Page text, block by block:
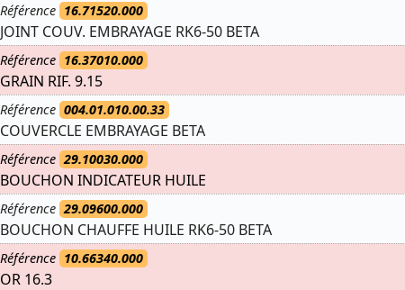
Référence 16.71520.000
JOINT COUV. EMBRAYAGE RK6-50 BETA
Référence 16.37010.000
GRAIN RIF. 9.15
Référence 004.01.010.00.33
COUVERCLE EMBRAYAGE BETA
Référence 29.10030.000
BOUCHON INDICATEUR HUILE
Référence 29.09600.000
BOUCHON CHAUFFE HUILE RK6-50 BETA
Référence 10.66340.000
OR 16.3